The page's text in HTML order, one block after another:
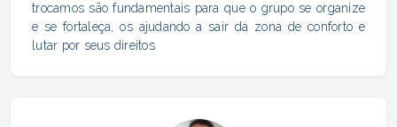
trocamos são fundamentais para que o grupo se organize
e se fortaleça, os ajudando a sair da zona de conforto e
lutar por seus direitos